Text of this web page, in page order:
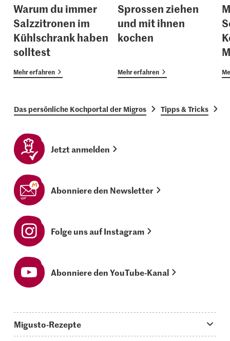
Warum du immer
Salzzitronen im
Kühlschrank haben
solltest
Mehr erfahren
Sprossen ziehen
und mit ihnen
kochen
Mehr erfahren
Das persönliche Kochportal der Migros Tipps & Tricks
Jetzt anmelden
Abonniere den Newsletter
Folge uns auf Instagram
Abonniere den YouTube-Kanal
Migusto-Rezepte